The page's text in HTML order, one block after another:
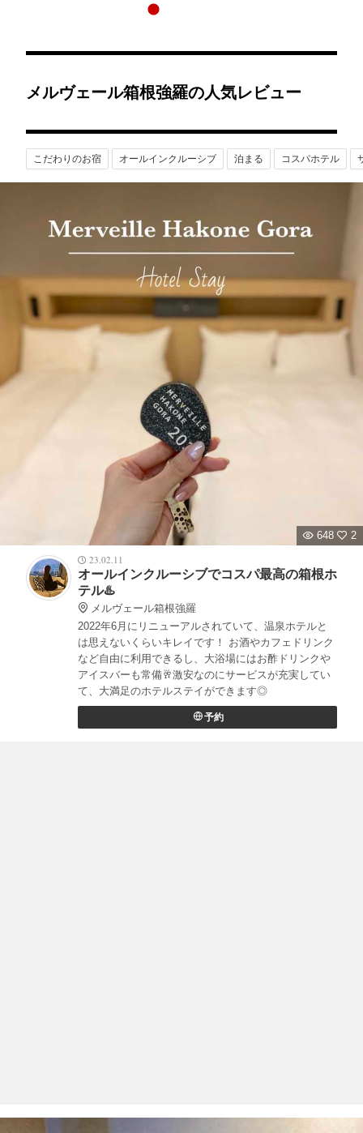
メルヴェール箱根強羅の人気レビュー
こだわりのお宿 オールインクルーシブ 泊まる コスパホテル
648
2
23.02.11
オールインクルーシブでコスパ最高の箱根ホ
テル♨️
メルヴェール箱根強羅
2022年6月にリニューアルされていて、温泉ホテルと
は思えないくらいキレイです！ お酒やカフェドリンク
など自由に利用できるし、大浴場にはお酢ドリンクや
アイスバーも常備🥂激安なのにサービスが充実してい
て、大満足のホテルステイができます◎
予約